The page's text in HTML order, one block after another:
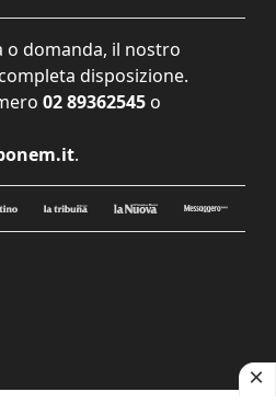
o domanda, il nostro
disposizione.
02 89362545 o
.